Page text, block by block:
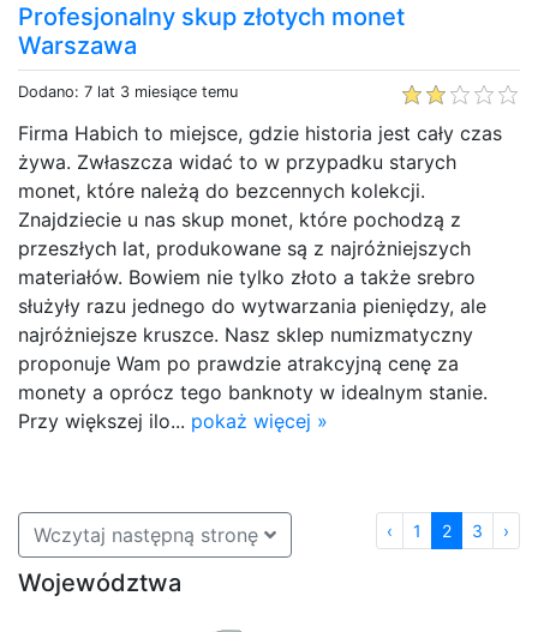
Profesjonalny skup złotych monet
Warszawa
Dodano: 7 lat 3 miesiące temu
Firma Habich to miejsce, gdzie historia jest cały czas
żywa. Zwłaszcza widać to w przypadku starych
monet, które należą do bezcennych kolekcji.
Znajdziecie u nas skup monet, które pochodzą z
przeszłych lat, produkowane są z najróżniejszych
materiałów. Bowiem nie tylko złoto a także srebro
służyły razu jednego do wytwarzania pieniędzy, ale
najróżniejsze kruszce. Nasz sklep numizmatyczny
proponuje Wam po prawdzie atrakcyjną cenę za
monety a oprócz tego banknoty w idealnym stanie.
Przy większej ilo... pokaż więcej »
Wczytaj następną stronę ‹ 1 2 3 ›
Województwa